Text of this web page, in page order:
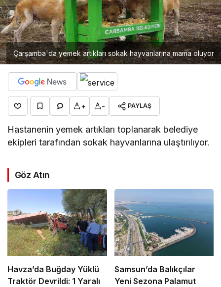
Çarşamba'da yemek artıkları sokak hayvanlarına mama oluyor
+ - PAYLAŞ
Hastanenin yemek artıkları toplanarak belediye
ekipleri tarafından sokak hayvanlarına ulaştırılıyor.
Göz Atın
Havza’da Buğday Yüklü
Traktör Devrildi: 1 Yaralı
Samsun’da Balıkçılar
Yeni Sezona Palamut